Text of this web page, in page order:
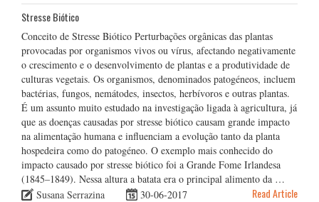
Stresse Biótico
Conceito de Stresse Biótico Perturbações orgânicas das plantas
provocadas por organismos vivos ou vírus, afectando negativamente
o crescimento e o desenvolvimento de plantas e a produtividade de
culturas vegetais. Os organismos, denominados patogéneos, incluem
bactérias, fungos, nemátodes, insectos, herbívoros e outras plantas.
É um assunto muito estudado na investigação ligada à agricultura, já
que as doenças causadas por stresse biótico causam grande impacto
na alimentação humana e influenciam a evolução tanto da planta
hospedeira como do patogéneo. O exemplo mais conhecido do
impacto causado por stresse biótico foi a Grande Fome Irlandesa
(1845–1849). Nessa altura a batata era o principal alimento da …
Susana Serrazina
30-06-2017 Read Article